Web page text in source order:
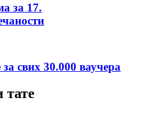
за 17.
свих 30.000 ваучера
тате